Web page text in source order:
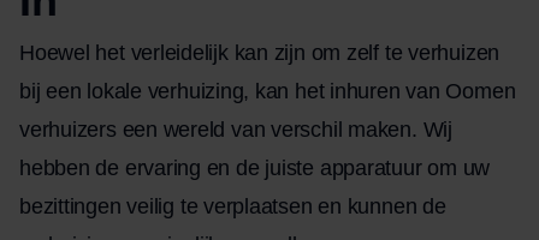
Hoewel het verleidelijk kan zijn om zelf te verhuizen
bij een lokale verhuizing, kan het inhuren van Oomen
verhuizers een wereld van verschil maken. Wij
hebben de ervaring en de juiste apparatuur om uw
bezittingen veilig te verplaatsen en kunnen de